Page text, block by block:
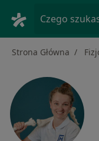
Czego
Strona Główna